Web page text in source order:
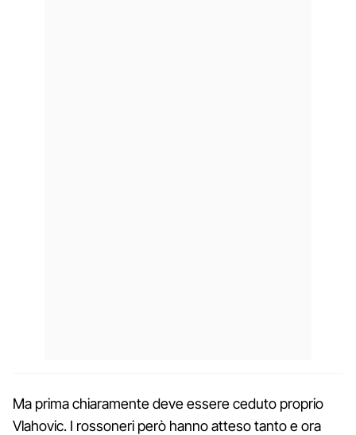
Ma prima chiaramente deve essere ceduto proprio
Vlahovic. I rossoneri però hanno atteso tanto e ora